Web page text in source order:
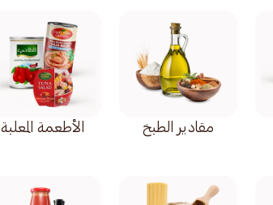
مقادير الطبخ الأطعمة المعلبة